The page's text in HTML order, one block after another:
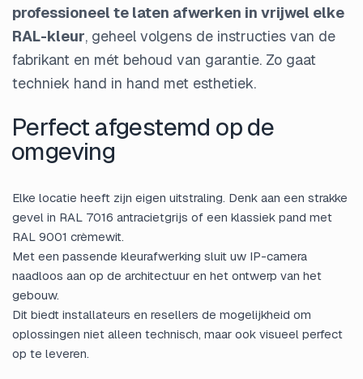
professioneel te laten afwerken in vrijwel elke
RAL-kleur, geheel volgens de instructies van de
fabrikant en mét behoud van garantie. Zo gaat
techniek hand in hand met esthetiek.
Perfect afgestemd op de
omgeving
Elke locatie heeft zijn eigen uitstraling. Denk aan een strakke
gevel in RAL 7016 antracietgrijs of een klassiek pand met
RAL 9001 crèmewit.
Met een passende kleurafwerking sluit uw IP-camera
naadloos aan op de architectuur en het ontwerp van het
gebouw.
Dit biedt installateurs en resellers de mogelijkheid om
oplossingen niet alleen technisch, maar ook visueel perfect
op te leveren.